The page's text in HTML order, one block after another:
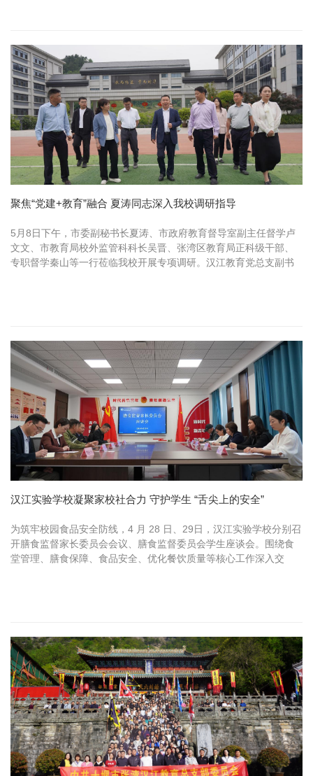
聚焦“党建+教育”融合 夏涛同志深入我校调研指导
5月8日下午，市委副秘书长夏涛、市政府教育督导室副主任督学卢
文文、市教育局校外监管科科长吴晋、张湾区教育局正科级干部、
专职督学秦山等一行莅临我校开展专项调研。汉江教育党总支副书
汉江实验学校凝聚家校社合力 守护学生 “舌尖上的安全”
为筑牢校园食品安全防线，4 月 28 日、29日，汉江实验学校分别召
开膳食监督家长委员会会议、膳食监督委员会学生座谈会。围绕食
堂管理、膳食保障、食品安全、优化餐饮质量等核心工作深入交